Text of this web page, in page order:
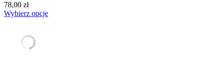
78,00 zł
Wybierz opcje